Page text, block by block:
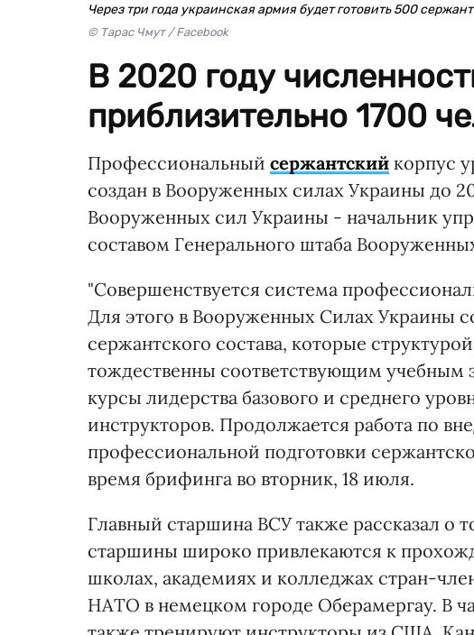
Через три года украинская армия будет готовить 500
© Тарас Чмут / Facebook
В 2020 году
приблизительно 1700
Профессиональный сержантский корпус
создан в Вооруженных силах Украины до
Вооруженных сил Украины - начальник
составом Генерального штаба
"Совершенствуется система
Для этого в Вооруженных Силах Украины
сержантского состава, которые
тождественны соответствующим учебным
курсы лидерства базового и среднего
инструкторов. Продолжается работа по
профессиональной подготовки
время брифинга во вторник, 18 июля.
Главный старшина ВСУ также рассказал о
старшины широко привлекаются к
школах, академиях и колледжах стран-
НАТО в немецком городе Оберамергау. В